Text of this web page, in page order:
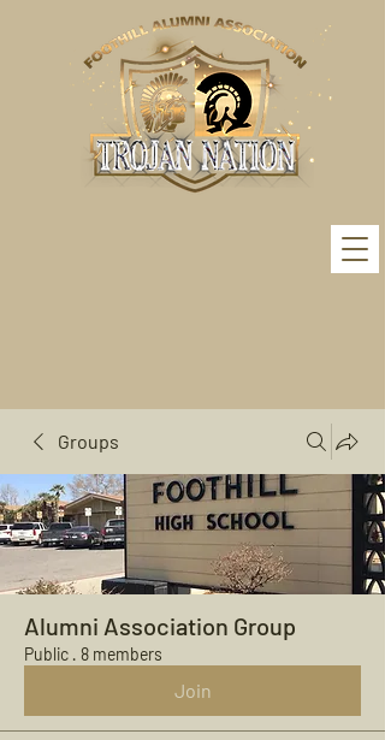
Groups
Alumni Association Group
Public · 8 members
Join